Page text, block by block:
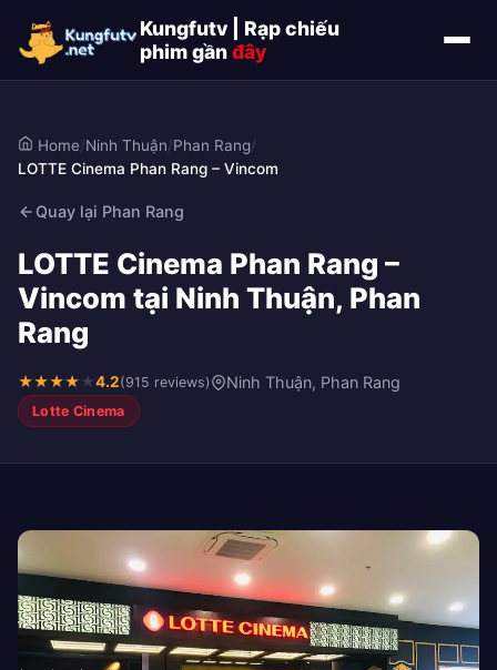
Kungfutv | Rạp chiếu
phim gầnđây
Home/Ninh Thuận/Phan Rang/
LOTTE Cinema Phan Rang – Vincom
Quay lại Phan Rang
LOTTE Cinema Phan Rang –
Vincom tại Ninh Thuận, Phan
Rang
★★★★★4.2(915 reviews) Ninh Thuận, Phan Rang
Lotte Cinema